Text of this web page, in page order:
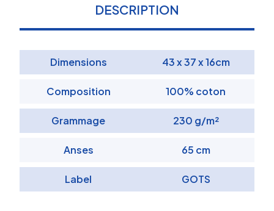
DESCRIPTION
Dimensions 43 x 37 x 16cm
Composition 100% coton
Grammage 230 g/m²
Anses 65 cm
Label GOTS